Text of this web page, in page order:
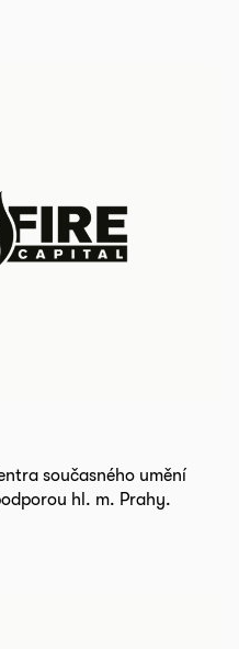
současného umění
hl. m. Prahy.